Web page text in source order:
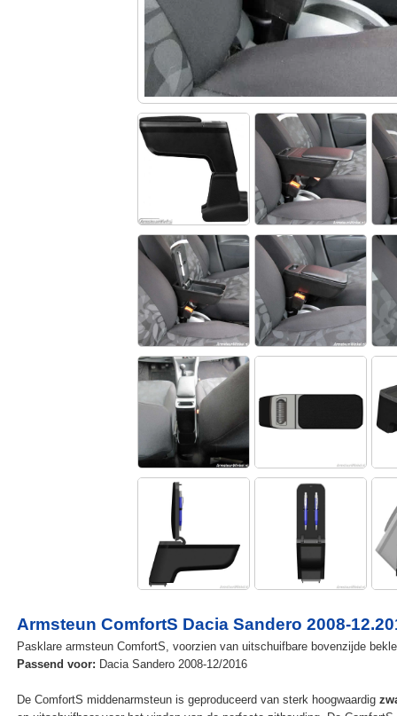
Armsteun ComfortS Dacia Sandero 2008-
Pasklare armsteun ComfortS, voorzien van uitschuifbare bovenzijde
Passend voor: Dacia Sandero 2008-12/2016
De ComfortS middenarmsteun is geproduceerd van sterk hoogwaardig